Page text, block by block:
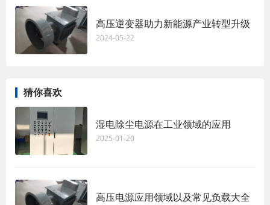
高压逆变器助力新能源产业转型升级
2024-05-22
猜你喜欢
湿电除尘电源在工业领域的应用
2025-01-20
高压电源应用领域以及常见负载大全